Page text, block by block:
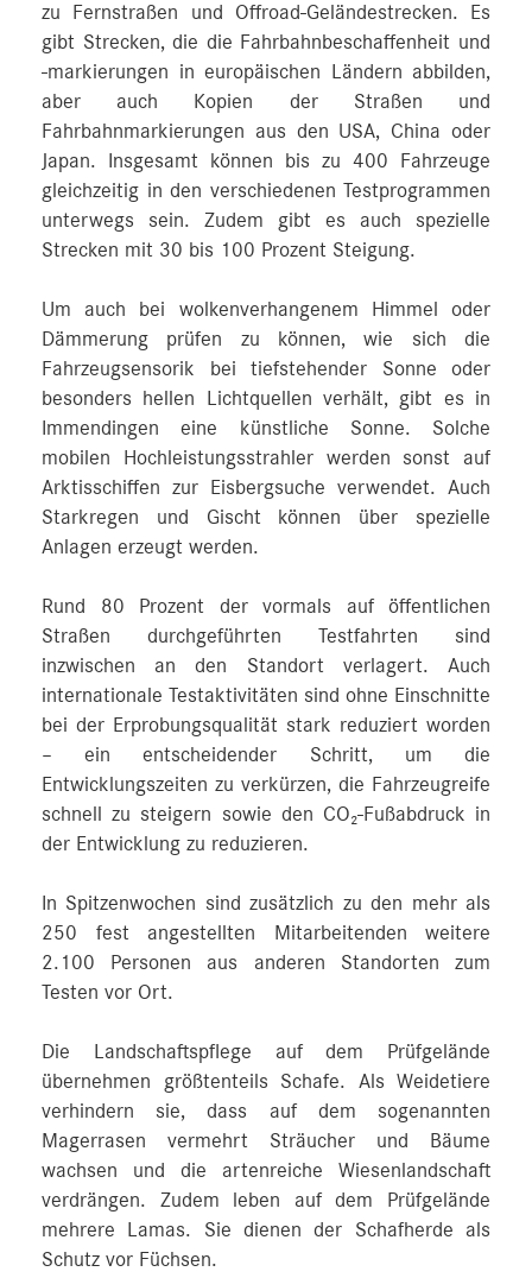
zu Fernstraßen und Offroad-Geländestrecken. Es
gibt Strecken, die die Fahrbahnbeschaffenheit und
-markierungen in europäischen Ländern abbilden,
aber auch Kopien der Straßen und
Fahrbahnmarkierungen aus den USA, China oder
Japan. Insgesamt können bis zu 400 Fahrzeuge
gleichzeitig in den verschiedenen Testprogrammen
unterwegs sein. Zudem gibt es auch spezielle
Strecken mit 30 bis 100 Prozent Steigung.
Um auch bei wolkenverhangenem Himmel oder
Dämmerung prüfen zu können, wie sich die
Fahrzeugsensorik bei tiefstehender Sonne oder
besonders hellen Lichtquellen verhält, gibt es in
Immendingen eine künstliche Sonne. Solche
mobilen Hochleistungsstrahler werden sonst auf
Arktisschiffen zur Eisbergsuche verwendet. Auch
Starkregen und Gischt können über spezielle
Anlagen erzeugt werden.
Rund 80 Prozent der vormals auf öffentlichen
Straßen durchgeführten Testfahrten sind
inzwischen an den Standort verlagert. Auch
internationale Testaktivitäten sind ohne Einschnitte
bei der Erprobungsqualität stark reduziert worden
– ein entscheidender Schritt, um die
Entwicklungszeiten zu verkürzen, die Fahrzeugreife
schnell zu steigern sowie den CO₂-Fußabdruck in
der Entwicklung zu reduzieren.
In Spitzenwochen sind zusätzlich zu den mehr als
250 fest angestellten Mitarbeitenden weitere
2.100 Personen aus anderen Standorten zum
Testen vor Ort.
Die Landschaftspflege auf dem Prüfgelände
übernehmen größtenteils Schafe. Als Weidetiere
verhindern sie, dass auf dem sogenannten
Magerrasen vermehrt Sträucher und Bäume
wachsen und die artenreiche Wiesenlandschaft
verdrängen. Zudem leben auf dem Prüfgelände
mehrere Lamas. Sie dienen der Schafherde als
Schutz vor Füchsen.